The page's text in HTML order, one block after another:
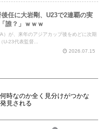
後任に大岩剛、U23で2連覇の実
誰？」ｗｗｗ
）が、来年のアジアカップ後をめどに次期
U-23代表監督...
2026.07.15
何時なのか全く見分けがつかな
見される